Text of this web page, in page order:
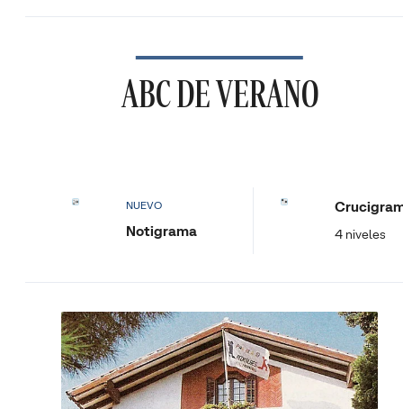
ABC DE VERANO
NUEVO
Notigrama 4 niveles